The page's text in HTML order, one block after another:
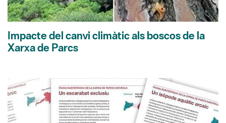
Impacte del canvi climàtic als boscos de la
Xarxa de Parcs